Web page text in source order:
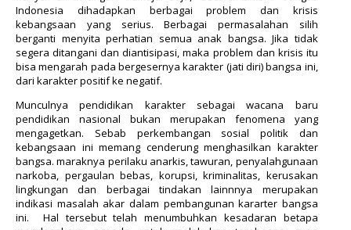
Indonesia dihadapkan berbagai problem dan krisis
kebangsaan yang serius. Berbagai permasalahan silih
berganti menyita perhatian semua anak bangsa. Jika tidak
segera ditangani dan diantisipasi, maka problem dan krisis itu
bisa mengarah pada bergesernya karakter (jati diri) bangsa ini,
dari karakter positif ke negatif.
Munculnya pendidikan karakter sebagai wacana baru
pendidikan nasional bukan merupakan fenomena yang
mengagetkan. Sebab perkembangan sosial politik dan
kebangsaan ini memang cenderung menghasilkan karakter
bangsa. maraknya perilaku anarkis, tawuran, penyalahgunaan
narkoba, pergaulan bebas, korupsi, kriminalitas, kerusakan
lingkungan dan berbagai tindakan lainnnya merupakan
indikasi masalah akar dalam pembangunan kararter bangsa
ini. Hal tersebut telah menumbuhkan kesadaran betapa